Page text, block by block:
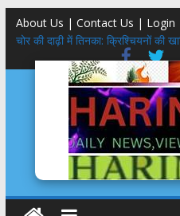
About Us | Contact Us | Login
चोर की दाढ़ी में तिनका: क्रिश्चियनों की
फैक्ट-चेक: कब और कहां की है
पत्रकार सुरक्षा को बने कानून,जंतर-मंतर
किशोर कांवड़ियों को Gen Z कहा जाना
संसद में ऐसा कौन सा बिल आ रहा कि